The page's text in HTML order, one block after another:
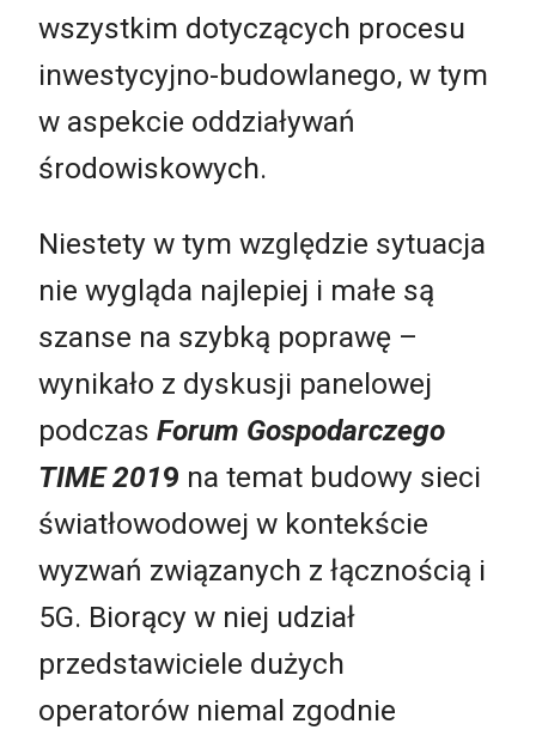
wszystkim dotyczących procesu
inwestycyjno-budowlanego, w tym
w aspekcie oddziaływań
środowiskowych.
Niestety w tym względzie sytuacja
nie wygląda najlepiej i małe są
szanse na szybką poprawę –
wynikało z dyskusji panelowej
podczas Forum Gospodarczego
TIME 2019 na temat budowy sieci
światłowodowej w kontekście
wyzwań związanych z łącznością i
5G. Biorący w niej udział
przedstawiciele dużych
operatorów niemal zgodnie